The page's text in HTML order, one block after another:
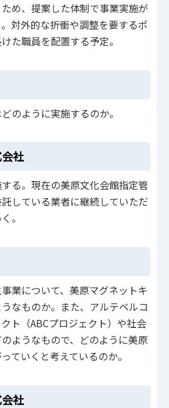
め、提案した体制で事業実施が
対外的な折衝や調整を要するポ
た職員を配置する予定。
のように実施するのか。
社
る。現在の美原文化会館指定管
している業者に継続していただ
。
業について、美原マグネットキ
なものか。また、アルテベルコ
ト（ABCプロジェクト）や社会
ようなもので、どのように美原
ていくと考えているのか。
社